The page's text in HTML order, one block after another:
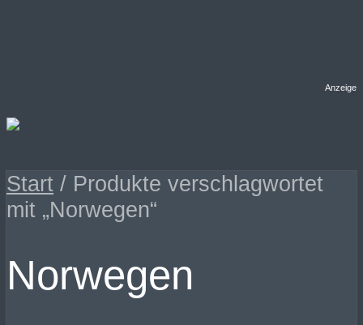
Anzeige
Start / Produkte verschlagwortet
mit „Norwegen“
Norwegen